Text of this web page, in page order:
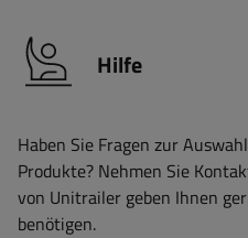
Hilfe
Haben Sie Fragen zur
Produkte? Nehmen Sie
von Unitrailer geben Ihnen
benötigen.